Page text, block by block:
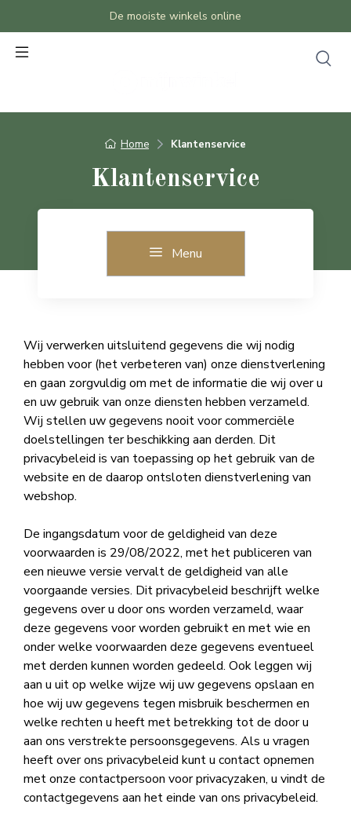
De mooiste winkels online
Home Klantenservice
Klantenservice
Menu
Wij verwerken uitsluitend gegevens die wij nodig
hebben voor (het verbeteren van) onze dienstverlening
en gaan zorgvuldig om met de informatie die wij over u
en uw gebruik van onze diensten hebben verzameld.
Wij stellen uw gegevens nooit voor commerciële
doelstellingen ter beschikking aan derden. Dit
privacybeleid is van toepassing op het gebruik van de
website en de daarop ontsloten dienstverlening van
webshop.
De ingangsdatum voor de geldigheid van deze
voorwaarden is 29/08/2022, met het publiceren van
een nieuwe versie vervalt de geldigheid van alle
voorgaande versies. Dit privacybeleid beschrijft welke
gegevens over u door ons worden verzameld, waar
deze gegevens voor worden gebruikt en met wie en
onder welke voorwaarden deze gegevens eventueel
met derden kunnen worden gedeeld. Ook leggen wij
aan u uit op welke wijze wij uw gegevens opslaan en
hoe wij uw gegevens tegen misbruik beschermen en
welke rechten u heeft met betrekking tot de door u
aan ons verstrekte persoonsgegevens. Als u vragen
heeft over ons privacybeleid kunt u contact opnemen
met onze contactpersoon voor privacyzaken, u vindt de
contactgegevens aan het einde van ons privacybeleid.